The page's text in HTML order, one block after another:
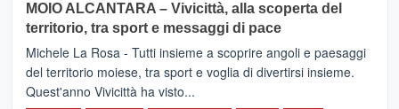
Torna
la
Supermaratona
dell’Etna
MOIO ALCANTARA – Vivicittà, alla scoperta del
territorio, tra sport e messaggi di pace
Michele La Rosa - Tutti insieme a scoprire angoli e paesaggi
del territorio moiese, tra sport e voglia di divertirsi insieme.
Quest'anno Vivicittà ha visto...